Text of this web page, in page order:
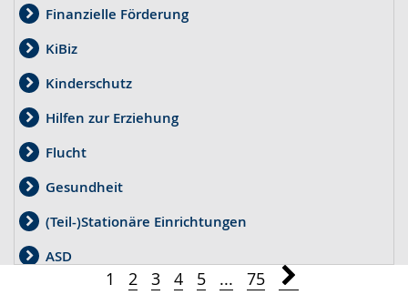
Finanzielle Förderung
KiBiz
Kinderschutz
Hilfen zur Erziehung
Flucht
Gesundheit
(Teil-)Stationäre Einrichtungen
ASD
Wirtschaftliche Jugendhilfe und Kostenerstattung
1 2 3 4 5 ... 75